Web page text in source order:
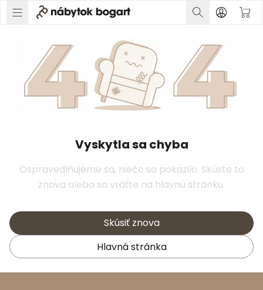
Vyskytla sa chyba
Ospravedlňujeme sa, niečo sa pokazilo. Skúste to
znova alebo sa vráťte na hlavnú stránku.
Skúsiť znova
Hlavná stránka